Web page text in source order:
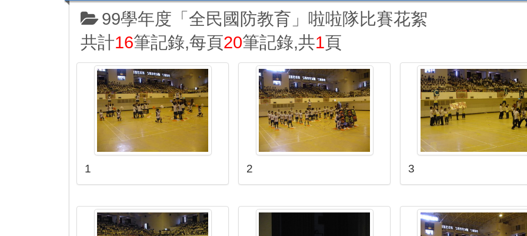
99學年度「全民國防教育」啦啦隊比賽花絮
共計16筆記錄,每頁20筆記錄,共1頁
1 2 3